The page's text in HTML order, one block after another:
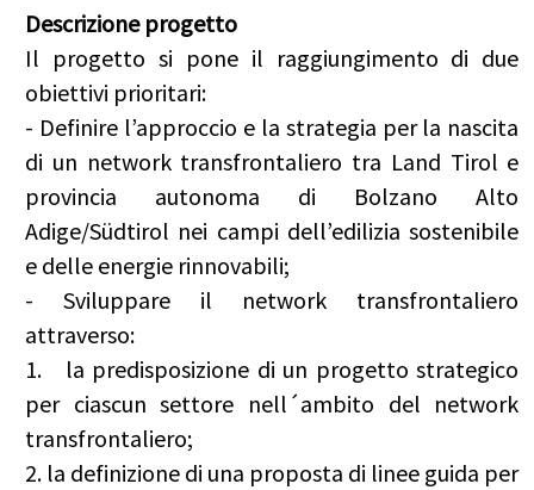
Descrizione progetto
Il progetto si pone il raggiungimento di due
obiettivi prioritari:
- Definire l’approccio e la strategia per la nascita
di un network transfrontaliero tra Land Tirol e
provincia autonoma di Bolzano Alto
Adige/Südtirol nei campi dell’edilizia sostenibile
e delle energie rinnovabili;
- Sviluppare il network transfrontaliero
attraverso:
1. la predisposizione di un progetto strategico
per ciascun settore nell´ambito del network
transfrontaliero;
2. la definizione di una proposta di linee guida per